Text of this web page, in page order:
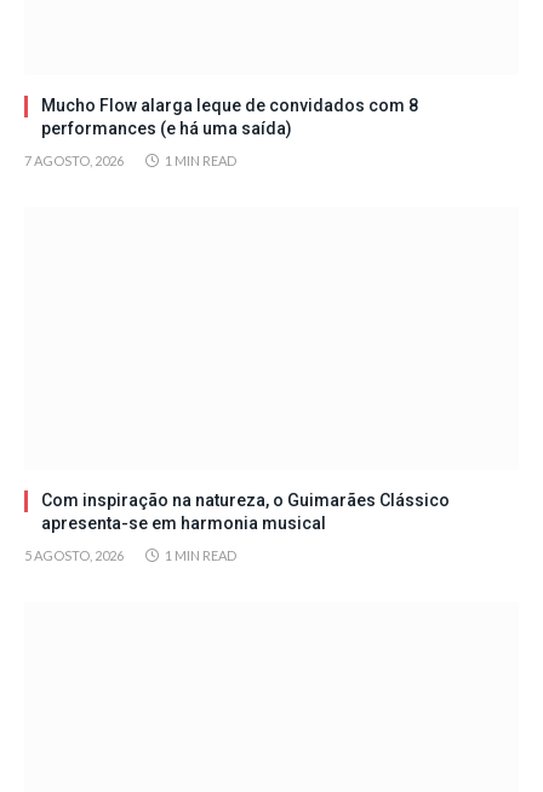
Mucho Flow alarga leque de convidados com 8
performances (e há uma saída)
7 AGOSTO, 2026 1 MIN READ
Com inspiração na natureza, o Guimarães Clássico
apresenta-se em harmonia musical
5 AGOSTO, 2026 1 MIN READ